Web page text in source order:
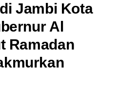
Jambi Kota
Al
Ramadan